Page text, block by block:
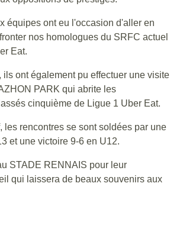
équipes ont eu l'occasion d'aller en
nos homologues du SRFC actuel
Eat.
ils ont également pu effectuer une visite
PARK qui abrite les
cinquième de Ligue 1 Uber Eat.
les rencontres se sont soldées par une
et une victoire 9-6 en U12.
STADE RENNAIS pour leur
qui laissera de beaux souvenirs aux